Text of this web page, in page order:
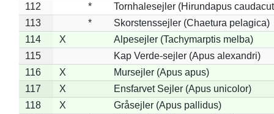
112
*
Tornhalesejler (Hirundapus
113
*
Skorstenssejler (Chaetura pelagica)
114
X
Alpesejler (Tachymarptis melba)
115
Kap Verde-sejler (Apus alexandri)
116
X
Mursejler (Apus apus)
117
X
Ensfarvet Sejler (Apus unicolor)
118
X
Gråsejler (Apus pallidus)